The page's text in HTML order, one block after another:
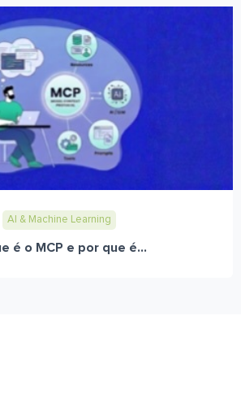
AI & Machine Learning
é o MCP e por que é...